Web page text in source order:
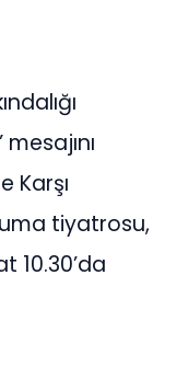
Karşı
tiyatrosu,
10.30’da